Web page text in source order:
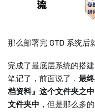
那么部署完 GTD 系统后
完成了最底层系统的搭
笔记了，前面说了， 最
档资料』这个文件夹之
文件夹中 ，但是那么多